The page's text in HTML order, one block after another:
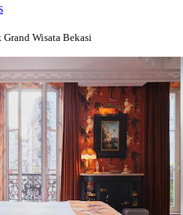
Wisata Bekasi